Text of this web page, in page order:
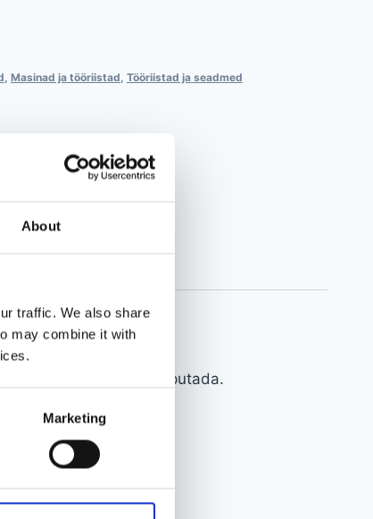
About
traffic. We also share
may combine it with
Marketing
Masinad ja tööriistad Tööriistad ja seadmed
näiteks seinale riputada.